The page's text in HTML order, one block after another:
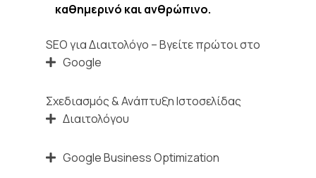
καθημερινό και ανθρώπινο.
SEO για Διαιτολόγο – Βγείτε πρώτοι στο
Google
Σχεδιασμός & Ανάπτυξη Ιστοσελίδας
Διαιτολόγου
Google Business Optimization